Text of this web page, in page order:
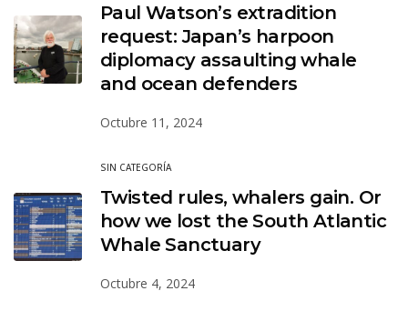
Paul Watson’s extradition
request: Japan’s harpoon
diplomacy assaulting whale
and ocean defenders
Octubre 11, 2024
SIN CATEGORÍA
Twisted rules, whalers gain. Or
how we lost the South Atlantic
Whale Sanctuary
Octubre 4, 2024